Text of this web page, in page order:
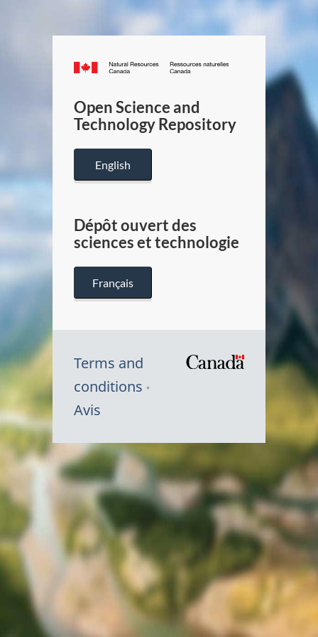
Canada.ca
/
Canada
Open Science and
Technology Repository
English
Dépôt ouvert des
sciences et technologie
Français
Terms and
conditions
Avis
Canada